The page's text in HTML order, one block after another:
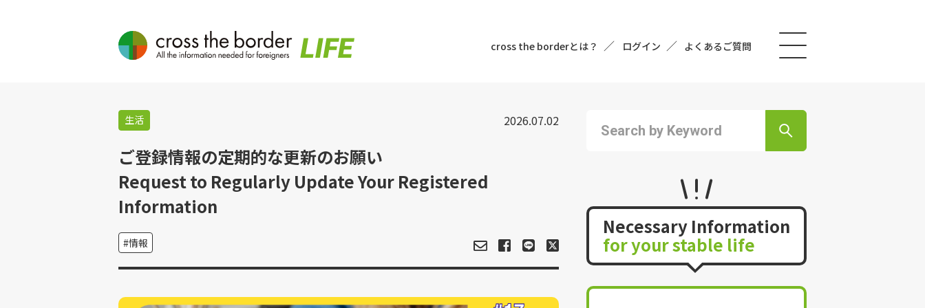
cross the borderとは？ ログイン よくあるご質問
生活 2026.07.02
ご登録情報の定期的な更新のお願い
Request to Regularly Update Your Registered
Information
情報
Necessary Information
for your stable life